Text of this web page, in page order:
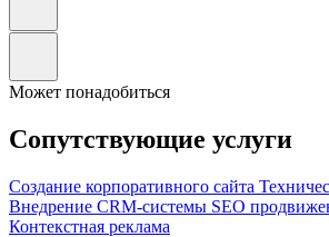
Может понадобиться
Сопутствующие услуги
Создание корпоративного сайта
Внедрение CRM-системы SEO
Контекстная реклама